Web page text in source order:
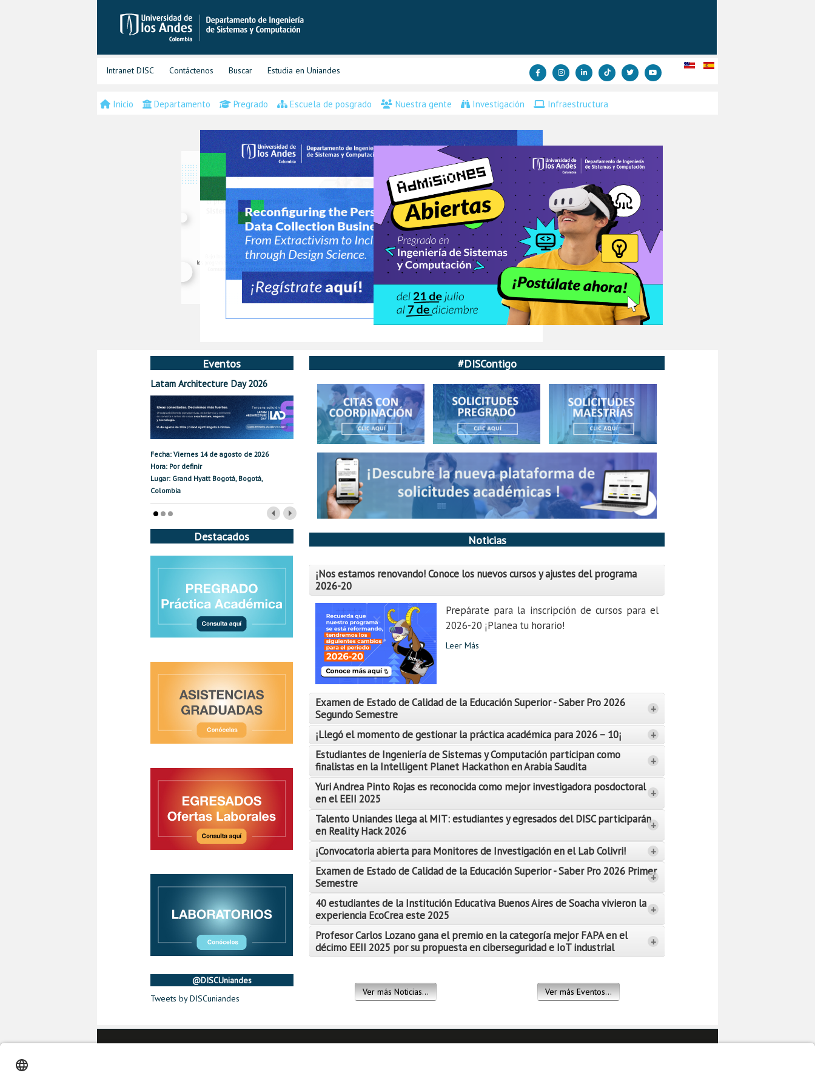
Intranet DISC Contáctenos Buscar Estudia en Uniandes
Inicio Departamento Pregrado Escuela de posgrado Nuestra gente Investigación Infraestructura
Eventos
Latam Architecture Day 2026
Fecha: Viernes 14 de agosto de 2026
Hora: Por definir
Lugar: Grand Hyatt Bogotá, Bogotá,
Colombia
Destacados
@DISCUniandes
Tweets by DISCuniandes
#DISContigo
Noticias
¡Nos estamos renovando! Conoce los nuevos cursos y ajustes del programa
2026-20
Prepárate para la inscripción de cursos para el
2026-20 ¡Planea tu horario!
Leer Más
Examen de Estado de Calidad de la Educación Superior - Saber Pro 2026
Segundo Semestre
+
Leer Más
¡Llegó el momento de gestionar la práctica académica para 2026 – 10¡ +
Leer Más
Estudiantes de Ingeniería de Sistemas y Computación participan como
finalistas en la Intelligent Planet Hackathon en Arabia Saudita
+
Leer Más
Yuri Andrea Pinto Rojas es reconocida como mejor investigadora posdoctoral
en el EEII 2025
+
Leer Más
Talento Uniandes llega al MIT: estudiantes y egresados del DISC participarán
en Reality Hack 2026
+
¡Convocatoria abierta para Monitores de Investigación en el Lab Colivri! +
Leer Más
Examen de Estado de Calidad de la Educación Superior - Saber Pro 2026 Primer
Semestre
+
40 estudiantes de la Institución Educativa Buenos Aires de Soacha vivieron la
experiencia EcoCrea este 2025
+
Profesor Carlos Lozano gana el premio en la categoría mejor FAPA en el
décimo EEII 2025 por su propuesta en ciberseguridad e IoT industrial
+
Ver más Noticias... Ver más Eventos...